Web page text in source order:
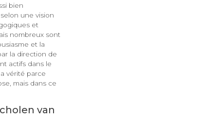
bien
une vision
et
nombreux sont
et la
la direction de
actifs dans le
vérité parce
mais dans ce
van